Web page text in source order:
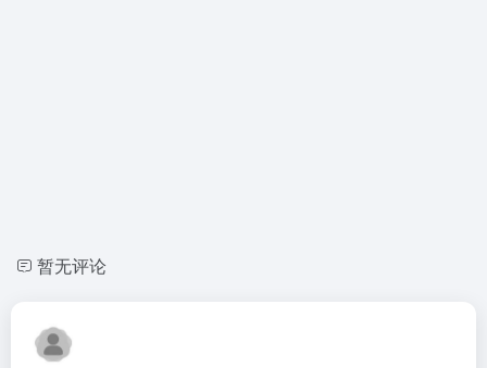
暂无评论